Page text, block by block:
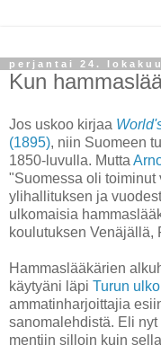
perjantai 24.
Kun
Jos uskoo kirjaa
(1895), niin Suomeen
1850-luvulla. Mutta
"Suomessa oli toiminut
ylihallituksen ja
ulkomaisia
koulutuksen Venäjällä,
Hammaslääkärien
käytyäni läpi Turun
ammatinharjoittajia
sanomalehdistä. Eli
mentiin silloin kuin